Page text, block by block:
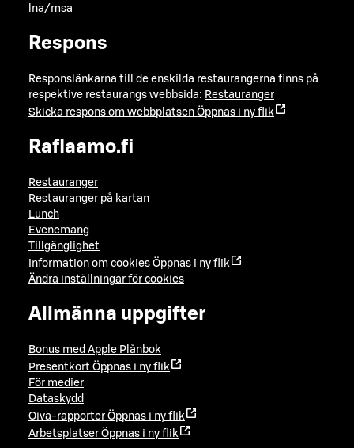
lna/msa
Respons
Responslänkarna till de enskilda restaurangerna finns på
respektive restaurangs webbsida: Restauranger
Skicka respons om webbplatsen Öppnas i ny flik
Raflaamo.fi
Restauranger
Restauranger på kartan
Lunch
Evenemang
Tillgänglighet
Information om cookies Öppnas i ny flik
Ändra inställningar för cookies
Allmänna uppgifter
Bonus med Apple Plånbok
Presentkort Öppnas i ny flik
För medier
Dataskydd
Oiva-rapporter Öppnas i ny flik
Arbetsplatser Öppnas i ny flik